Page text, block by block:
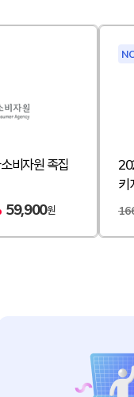
비자원 족집
59,900원
키